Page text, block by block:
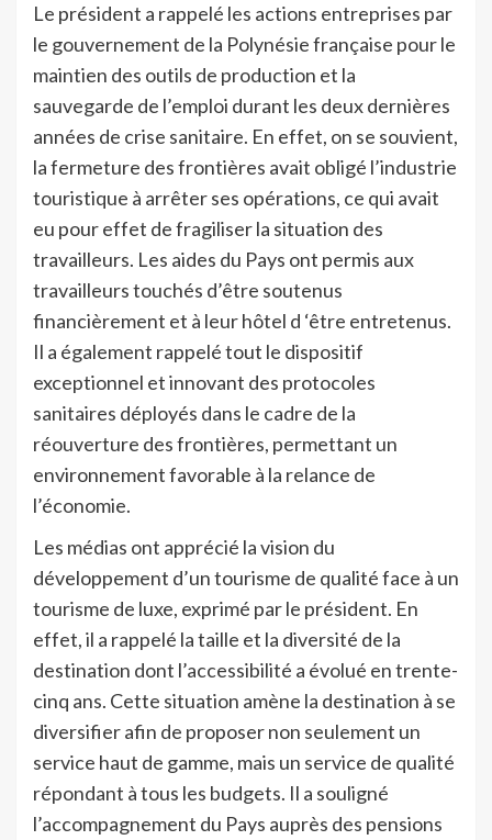
Le président a rappelé les actions entreprises par
le gouvernement de la Polynésie française pour le
maintien des outils de production et la
sauvegarde de l’emploi durant les deux dernières
années de crise sanitaire. En effet, on se souvient,
la fermeture des frontières avait obligé l’industrie
touristique à arrêter ses opérations, ce qui avait
eu pour effet de fragiliser la situation des
travailleurs. Les aides du Pays ont permis aux
travailleurs touchés d’être soutenus
financièrement et à leur hôtel d ‘être entretenus.
Il a également rappelé tout le dispositif
exceptionnel et innovant des protocoles
sanitaires déployés dans le cadre de la
réouverture des frontières, permettant un
environnement favorable à la relance de
l’économie.
Les médias ont apprécié la vision du
développement d’un tourisme de qualité face à un
tourisme de luxe, exprimé par le président. En
effet, il a rappelé la taille et la diversité de la
destination dont l’accessibilité a évolué en trente-
cinq ans. Cette situation amène la destination à se
diversifier afin de proposer non seulement un
service haut de gamme, mais un service de qualité
répondant à tous les budgets. Il a souligné
l’accompagnement du Pays auprès des pensions